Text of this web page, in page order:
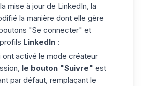
mise à jour de LinkedIn, la
la manière dont elle gère
"Se connecter" et
LinkedIn :
ont activé le mode créateur
le bouton "Suivre" est
par défaut, remplaçant le